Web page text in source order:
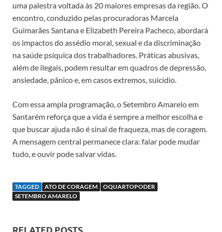
uma palestra voltada às 20 maiores empresas da região. O
encontro, conduzido pelas procuradoras Marcela
Guimarães Santana e Elizabeth Pereira Pacheco, abordará
os impactos do assédio moral, sexual e da discriminação
na saúde psíquica dos trabalhadores. Práticas abusivas,
além de ilegais, podem resultar em quadros de depressão,
ansiedade, pânico e, em casos extremos, suicídio.
Com essa ampla programação, o Setembro Amarelo em
Santarém reforça que a vida é sempre a melhor escolha e
que buscar ajuda não é sinal de fraqueza, mas de coragem.
A mensagem central permanece clara: falar pode mudar
tudo, e ouvir pode salvar vidas.
TAGGED ATO DE CORAGEM
OQUARTOPODER
SETEMBRO AMARELO